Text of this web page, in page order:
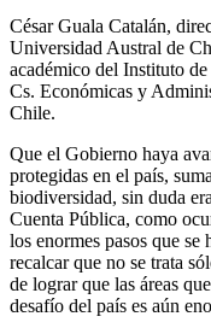
César Guala Catalán,
Universidad Austral de
académico del Instituto
Cs. Económicas y
Chile.
Que el Gobierno haya
protegidas en el país,
biodiversidad, sin duda
Cuenta Pública, como
los enormes pasos que se
recalcar que no se trata
de lograr que las áreas
desafío del país es aún